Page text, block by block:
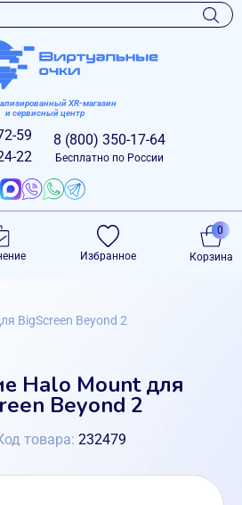
XR-магазин
и сервисный центр
59
22
8 (800) 350-17-64
Бесплатно по России
Избранное Корзина
0
BigScreen Beyond 2
Halo Mount для
Beyond 2
товара: 232479